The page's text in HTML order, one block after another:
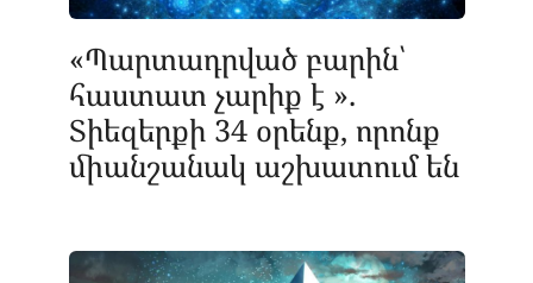
«Պարտադրված բարին՝
հաստատ չարիք է ».
Տիեզերքի 34 օրենք, որոնք
միանշանակ աշխատում են